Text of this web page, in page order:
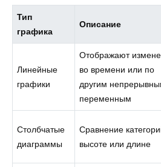
Тип
графика
Описание
Линейные
графики
Отображают
во времени или по
другим
переменным
Столбчатые
диаграммы
Сравнение
высоте или длине